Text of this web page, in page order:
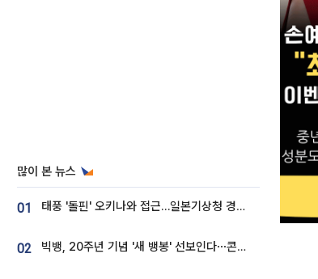
많이 본 뉴스
01 태풍 '돌핀' 오키나와 접근…일본기상청 경로 업데이트
02 빅뱅, 20주년 기념 '새 뱅봉' 선보인다⋯콘서트 앞두고 팝업 개최